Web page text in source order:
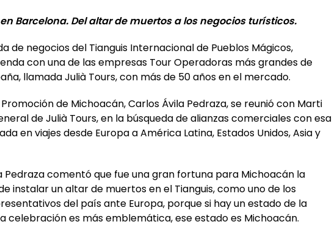
Barcelona. Del altar de muertos a los negocios turísticos.
de negocios del Tianguis Internacional de Pueblos Mágicos,
con una de las empresas Tour Operadoras más grandes de
llamada Julià Tours, con más de 50 años en el mercado.
de Michoacán, Carlos Ávila Pedraza, se reunió con Marti
de Julià Tours, en la búsqueda de alianzas comerciales con esa
en viajes desde Europa a América Latina, Estados Unidos, Asia y
Pedraza comentó que fue una gran fortuna para Michoacán la
instalar un altar de muertos en el Tianguis, como uno de los
del país ante Europa, porque si hay un estado de la
celebración es más emblemática, ese estado es Michoacán.